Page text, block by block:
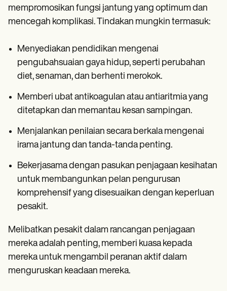
mempromosikan fungsi jantung yang optimum dan
mencegah komplikasi. Tindakan mungkin termasuk:
Menyediakan pendidikan mengenai
pengubahsuaian gaya hidup, seperti perubahan
diet, senaman, dan berhenti merokok.
Memberi ubat antikoagulan atau antiaritmia yang
ditetapkan dan memantau kesan sampingan.
Menjalankan penilaian secara berkala mengenai
irama jantung dan tanda-tanda penting.
Bekerjasama dengan pasukan penjagaan kesihatan
untuk membangunkan pelan pengurusan
komprehensif yang disesuaikan dengan keperluan
pesakit.
Melibatkan pesakit dalam rancangan penjagaan
mereka adalah penting, memberi kuasa kepada
mereka untuk mengambil peranan aktif dalam
menguruskan keadaan mereka.